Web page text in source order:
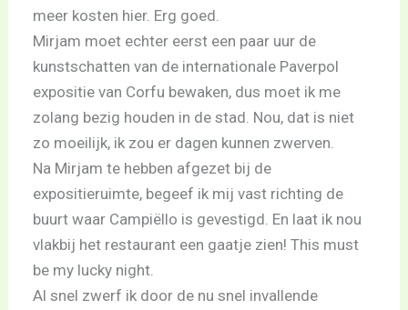
meer kosten hier. Erg goed.
Mirjam moet echter eerst een paar uur de
kunstschatten van de internationale Paverpol
expositie van Corfu bewaken, dus moet ik me
zolang bezig houden in de stad. Nou, dat is niet
zo moeilijk, ik zou er dagen kunnen zwerven.
Na Mirjam te hebben afgezet bij de
expositieruimte, begeef ik mij vast richting de
buurt waar Campiëllo is gevestigd. En laat ik nou
vlakbij het restaurant een gaatje zien! This must
be my lucky night.
Al snel zwerf ik door de nu snel invallende